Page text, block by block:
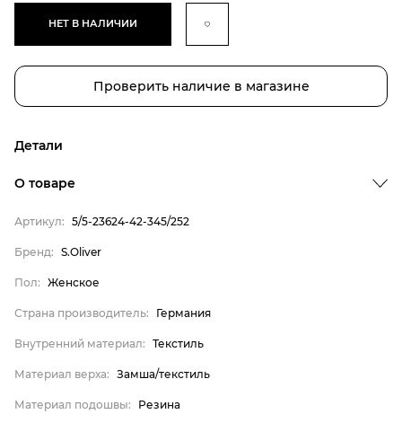
НЕТ В НАЛИЧИИ
Проверить наличие в магазине
Детали
Внутренний материал
Материал верха
Материал подошвы
О товаре
Артикул: 5/5-23624-42-345/252
Бренд: S.Oliver
Пол: Женское
Страна производитель: Германия
Внутренний материал: Текстиль
Материал верха: Замша/текстиль
Материал подошвы: Резина